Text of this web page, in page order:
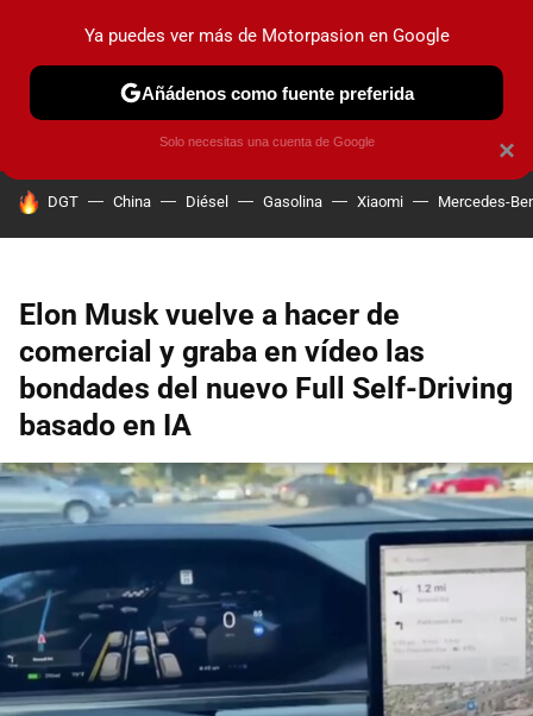
PRUEBAS COCHES ELÉCTRICOS OBSERVATORIO
HOY SE HABLA DE
DGT China Diésel Gasolina Xiaomi Mercedes-
Elon Musk vuelve a hacer de
comercial y graba en vídeo las
bondades del nuevo Full Self-Driving
basado en IA
×
Ya puedes ver más de Motorpasion en Google
Añádenos como fuente preferida
Solo necesitas una cuenta de Google